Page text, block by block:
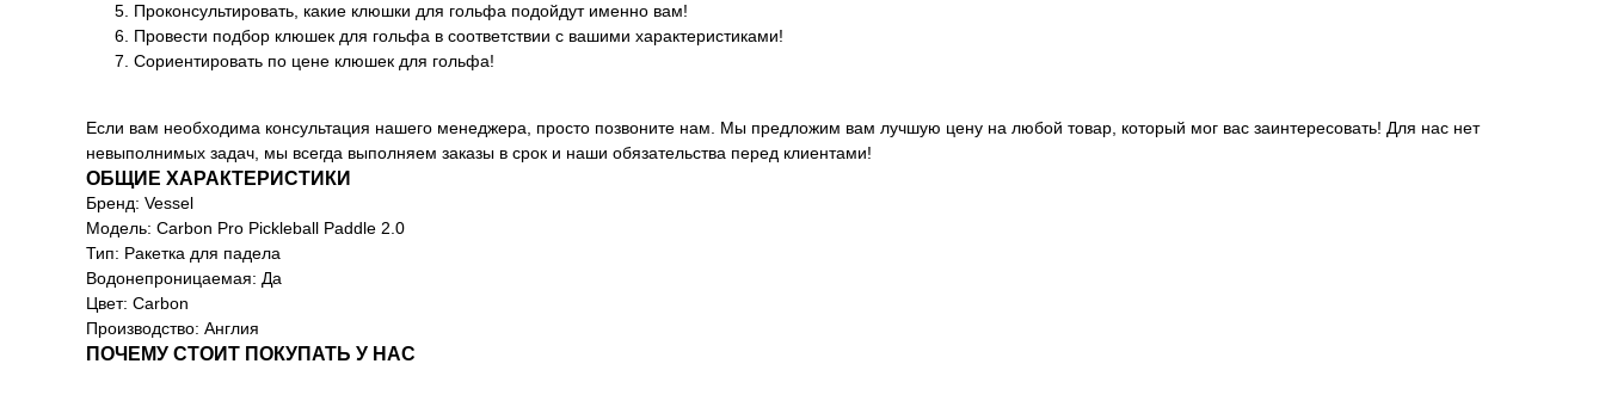
Проконсультировать, какие клюшки для гольфа подойдут именно вам!
Провести подбор клюшек для гольфа в соответствии с вашими характеристиками!
Сориентировать по цене клюшек для гольфа!
Если вам необходима консультация нашего менеджера, просто позвоните нам. Мы предложим вам лучшую цену на любой товар, который мог вас заинтересовать! Для нас нет
невыполнимых задач, мы всегда выполняем заказы в срок и наши обязательства перед клиентами!
ОБЩИЕ ХАРАКТЕРИСТИКИ
Бренд: Vessel
Модель: Carbon Pro Pickleball Paddle 2.0
Тип: Ракетка для падела
Водонепроницаемая: Да
Цвет: Carbon
Производство: Англия
ПОЧЕМУ СТОИТ ПОКУПАТЬ У НАС